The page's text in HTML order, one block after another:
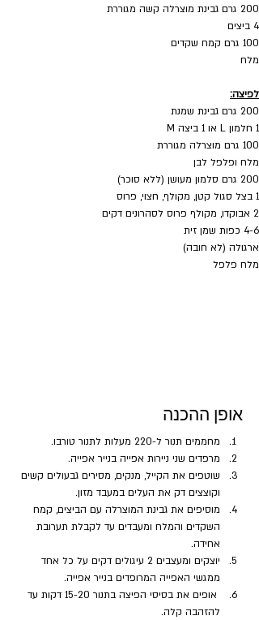
200 גרם גבינת מוצרלה קשה מגוררת
4 ביצים
100 גרם קמח שקדים
מלח
לפיצה:
200 גרם גבינת שמנת
1 חלמון L או 1 ביצה M
100 גרם מוצרלה מגוררת
מלח ופלפל לבן
200 גרם סלמון מעושן (ללא סוכר)
1 בצל סגול קטן, מקולף, חצוי, פרוס
2 אבוקדו, מקולף פרוס לסהרונים דקים
4-6 כפות שמן זית
ארגולה (לא חובה)
מלח פלפל
אופן ההכנה
מחממים תנור ל-220 מעלות לתנור טורבו.
מרפדים שני ניירות אפייה בנייר אפייה.
שוטפים את הקייל, מנקים, מסירים גבעולים קשים
וקוצצים דק את העלים במעבד מזון.
מוסיפים את גבינת המוצרלה עם הביצים, קמח
השקדים והמלח ומעבדים עד לקבלת תערובת
אחידה.
יוצקים ומעצבים 2 עיגולים דקים על כל אחד
ממגשי האפייה המרופדים בנייר אפייה.
אופים את בסיסי הפיצה בתנור 15-20 דקות עד
להזהבה קלה.